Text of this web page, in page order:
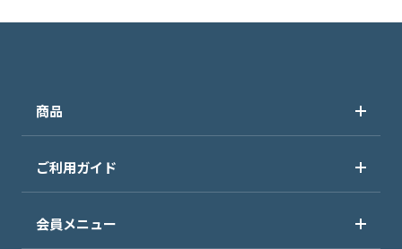
商品
ご利用ガイド
会員メニュー